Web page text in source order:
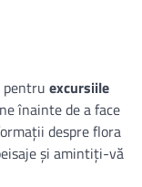
pentru excursiile
înainte de a face
despre flora
și amintiți-vă